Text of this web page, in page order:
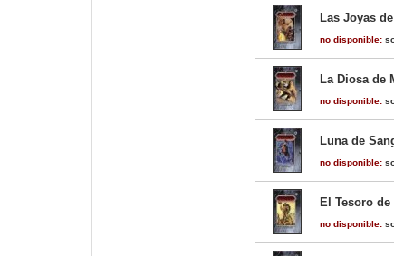
Las Joyas
no disponible:
La Diosa de
no disponible:
Luna de
no disponible:
El Tesoro
no disponible: